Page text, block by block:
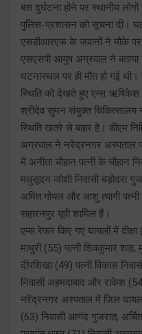
बस दुर्घटना होने पर स्थानीय
पुलिस-प्रशासन को सूचना दी।
एसडीआरएफ के जवानों ने मौके
एसएसपी आयुष अग्रवाल ने
घटनास्थल पर ही मौत हो गई
स्थिति को देखते हुए एम्स
श्रीदेव सुमन संयुक्त चिकित्सालय
स्थिति खतरे से बाहर है। डीएम
अग्रवाल ने नरेंद्रनगर अस्पताल
में अनीता चौहान पत्नी के चौहान
मधुसूदन जोशी निवासी बड़ोदरा
अमित गोयल और आशु त्यागी
सहारनपुर यूपी शामिल हैं।
एम्स रेफर किए गए घायलों में दीक्षा
माधुरी (55) पत्नी शिवकुमार शाह,
दीपशिखा (49) पत्नी विकास
निवासी अहमदाबाद और राकेश
नरेंद्रनगर अस्पताल में जिल
(63) निवासी आणंद गुजरात,